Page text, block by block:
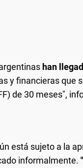
han
y financieras que
de 30 meses",
está sujeto a la
informalmente.